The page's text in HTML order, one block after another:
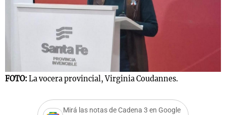
FOTO: La vocera provincial, Virginia Coudannes.
Mirá las notas de Cadena 3 en Google